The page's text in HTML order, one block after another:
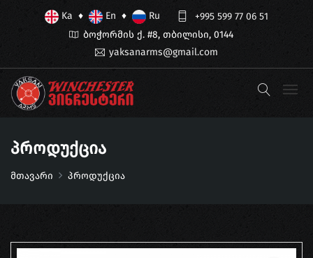
Ka ♦ En ♦ Ru
+995 599 77 06 51
ბოჭორმის ქ. #8, თბილისი, 0144
yaksanarms@gmail.com
Პროდუქცია
მთავარი პროდუქცია